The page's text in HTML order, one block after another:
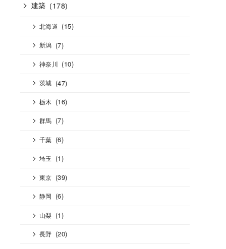
建築 (178)
北海道 (15)
新潟 (7)
神奈川 (10)
茨城 (47)
栃木 (16)
群馬 (7)
千葉 (6)
埼玉 (1)
東京 (39)
静岡 (6)
山梨 (1)
長野 (20)